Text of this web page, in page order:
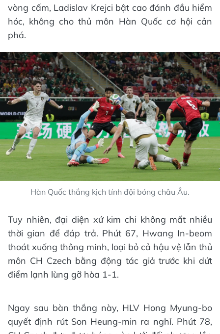
vòng cấm, Ladislav Krejci bật cao đánh đầu hiểm
hóc, không cho thủ môn Hàn Quốc cơ hội cản
phá.
Hàn Quốc thắng kịch tính đội bóng châu Âu.
Tuy nhiên, đại diện xứ kim chi không mất nhiều
thời gian để đáp trả. Phút 67, Hwang In-beom
thoát xuống thông minh, loại bỏ cả hậu vệ lẫn thủ
môn CH Czech bằng động tác giả trước khi dứt
điểm lạnh lùng gỡ hòa 1-1.
Ngay sau bàn thắng này, HLV Hong Myung-bo
quyết định rút Son Heung-min ra nghỉ. Phút 78,